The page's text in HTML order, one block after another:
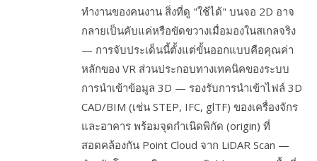
ทำงานของคนงาน สิ่งที่ดู "ใช้ได้" บนจอ 2D อาจ
กลายเป็นคับแค่หรือขัดขวางเมื่อมองในสเกลจริง
— การจับประเด็นนี้ตั้งแต่ขั้นออกแบบคือคุณค่า
หลักของ VR ส่วนประกอบทางเทคนิคของระบบ
การนำเข้าข้อมูล 3D — รองรับการนำเข้าไฟล์ 3D
CAD/BIM (เช่น STEP, IFC, glTF) ของเครื่องจักร
และอาคาร พร้อมจุดกำเนิดพิกัด (origin) ที่
สอดคล้องกัน Point Cloud จาก LiDAR Scan —